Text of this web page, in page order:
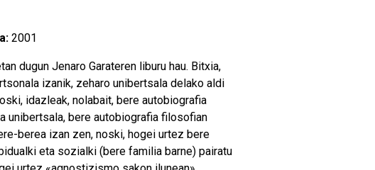
2001
dugun Jenaro Garateren liburu hau. Bitxia,
izanik, zeharo unibertsala delako aldi
idazleak, nolabait, bere autobiografia
unibertsala, bere autobiografia filosofian
berea izan zen, noski, hogei urtez bere
eta sozialki (bere familia barne) pairatu